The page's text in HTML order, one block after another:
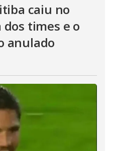
caiu no
times e o
anulado